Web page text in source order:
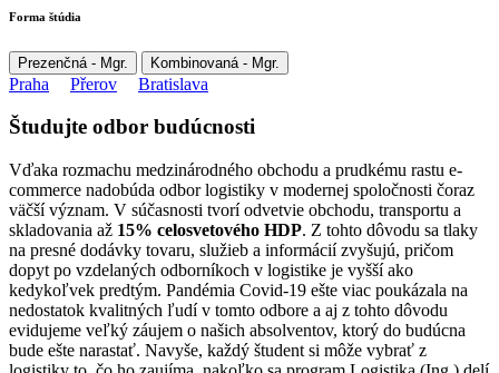
Forma štúdia
Prezenčná - Mgr. Kombinovaná - Mgr.
Praha Přerov Bratislava
Študujte odbor budúcnosti
Vďaka rozmachu medzinárodného obchodu a prudkému rastu e-
commerce nadobúda odbor logistiky v modernej spoločnosti čoraz
väčší význam. V súčasnosti tvorí odvetvie obchodu, transportu a
skladovania až 15% celosvetového HDP. Z tohto dôvodu sa tlaky
na presné dodávky tovaru, služieb a informácií zvyšujú, pričom
dopyt po vzdelaných odborníkoch v logistike je vyšší ako
kedykoľvek predtým. Pandémia Covid-19 ešte viac poukázala na
nedostatok kvalitných ľudí v tomto odbore a aj z tohto dôvodu
evidujeme veľký záujem o našich absolventov, ktorý do budúcna
bude ešte narastať. Navyše, každý študent si môže vybrať z